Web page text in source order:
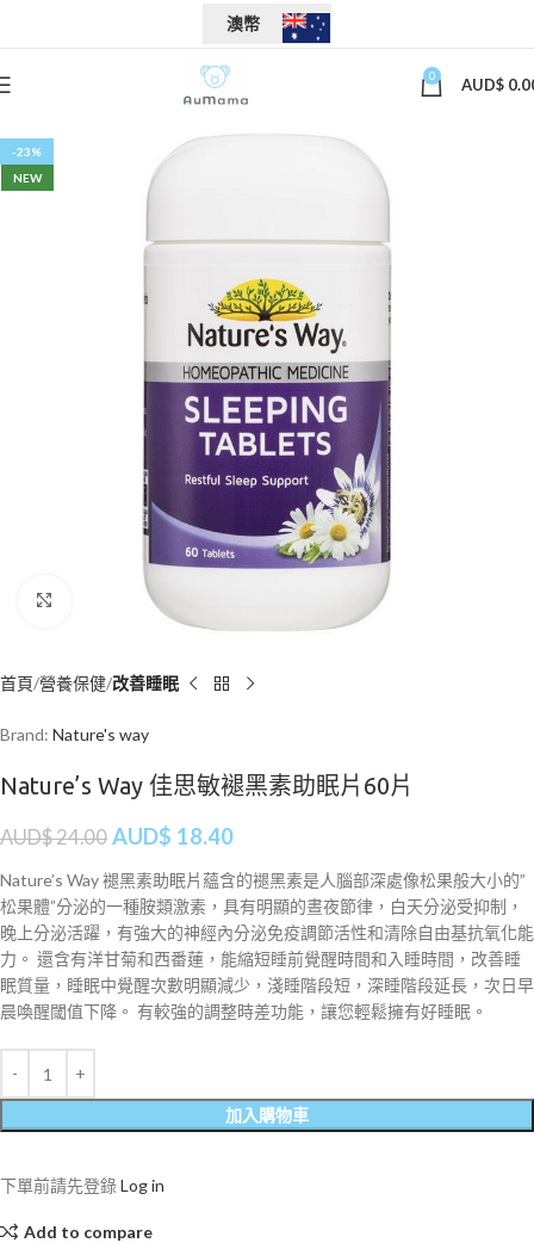
澳幣
0 AUD$
-23%
NEW
Click to enlarge
首頁 營養保健 改善睡眠
Brand: Nature's way
Nature’s Way 佳思敏褪黑素助眠片60片
AUD$24.00 AUD$ 18.40
Nature’s Way 褪黑素助眠片蘊含的褪黑素是人腦部深處像松果般大小的”
松果體”分泌的一種胺類激素，具有明顯的晝夜節律，白天分泌受抑制，
晚上分泌活躍，有強大的神經內分泌免疫調節活性和清除自由基抗氧化能
力。 還含有洋甘菊和西番蓮，能縮短睡前覺醒時間和入睡時間，改善睡
眠質量，睡眠中覺醒次數明顯減少，淺睡階段短，深睡階段延長，次日早
晨喚醒閾值下降。 有較強的調整時差功能，讓您輕鬆擁有好睡眠。
加入購物車
下單前請先登錄Log in
Add to compare